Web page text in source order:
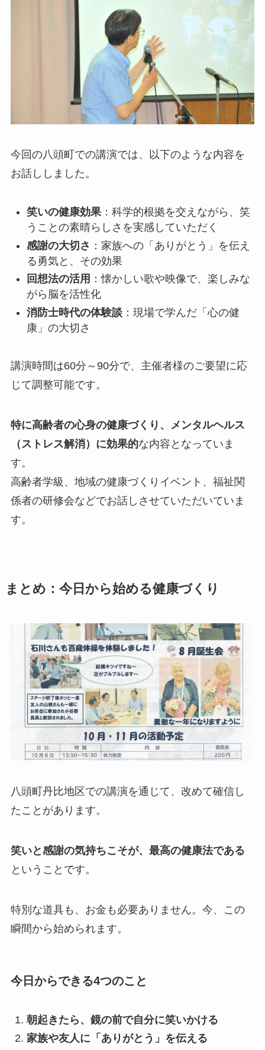
今回の八頭町での講演では、以下のような内容を
お話ししました。
笑いの健康効果：科学的根拠を交えながら、笑
うことの素晴らしさを実感していただく
感謝の大切さ ：家族への「ありがとう」を伝え
る勇気と、その効果
回想法の活用 ：懐かしい歌や映像で、楽しみな
がら脳を活性化
消防士時代の体験談：現場で学んだ「心の健
康」の大切さ
講演時間は60分～90分で、主催者様のご要望に応
じて調整可能です。
特に高齢者の心身の健康づくり、メンタルヘルス
（ストレス解消）に効果的な内容となっていま
す。
高齢者学級、地域の健康づくりイベント、福祉関
係者の研修会などでお話しさせていただいていま
す。
まとめ：今日から始める健康づくり
八頭町丹比地区での講演を通じて、改めて確信し
たことがあります。
笑いと感謝の気持ちこそが、最高の健康法である
ということです。
特別な道具も、お金も必要ありません。今、この
瞬間から始められます。
今日からできる4つのこと
朝起きたら、鏡の前で自分に笑いかける
家族や友人に「ありがとう」を伝える